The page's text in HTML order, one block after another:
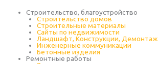
Строительство, благоустройство
Строительство домов
Строительные материалы
Сайты по недвижимости
Ландшафт, Конструкции, Демонтаж
Инженерные коммуникации
Бетонные изделия
Ремонтные работы